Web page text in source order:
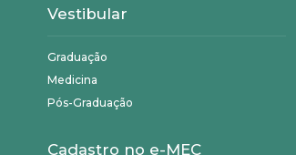
Vestibular
Graduação
Medicina
Pós-Graduação
Cadastro no e-MEC